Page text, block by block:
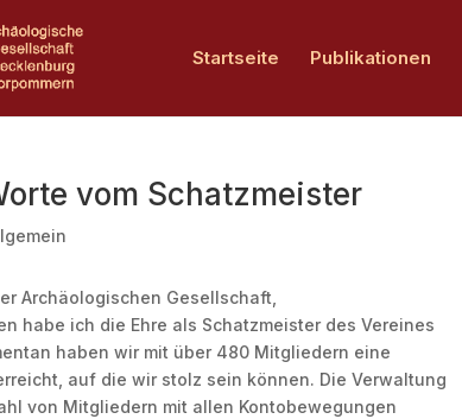
Startseite Publikationen
vom Schatzmeister
Archäologischen Gesellschaft,
habe ich die Ehre als Schatzmeister des Vereines
haben wir mit über 480 Mitgliedern eine
auf die wir stolz sein können. Die Verwaltung
von Mitgliedern mit allen Kontobewegungen